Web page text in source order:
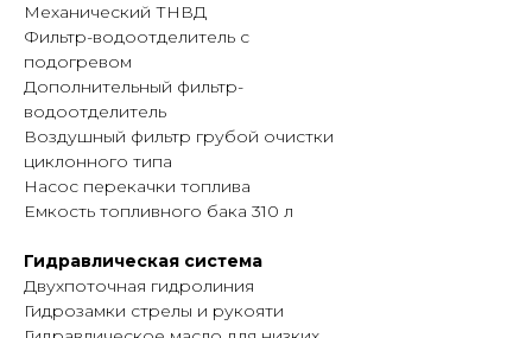
Механический ТНВД
Фильтр-водоотделитель с
подогревом
Дополнительный фильтр-
водоотделитель
Воздушный фильтр грубой очистки
циклонного типа
Насос перекачки топлива
Емкость топливного бака 310 л
Гидравлическая система
Двухпоточная гидролиния
Гидрозамки стрелы и рукояти